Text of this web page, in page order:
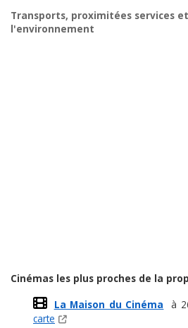
Transports, proximitées services
l'environnement
Cinémas les plus proches de la
La Maison du Cinéma
à
carte